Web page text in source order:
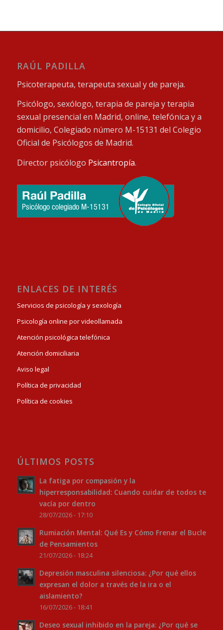
RAÚL PADILLA
Psicoterapeuta, terapeuta sexual y de pareja.
Psicólogo, sexólogo, terapia de pareja y terapia
sexual presencial en Madrid, online, telefónica y a
domicilio, Colegiado número M-15131 del Colegio
Oficial de Psicólogos de Madrid.
Director psicólogo Psicantropía.
ENLACES DE INTERÉS
Servicios de psicología y sexología
Psicología online por videollamada
Atención psicológica telefónica
Atención domiciliaria
Aviso legal
Política de privacidad
Política de cookies
ÚLTIMOS POSTS
La fatiga por compasión y la
hiperresponsabilidad: Cuando cuidar de todos te
vacía por dentro
28/07/2026 - 17:10
Rumiación Mental: Qué Es y Cómo Frenar el Bucle
de Pensamientos
21/07/2026 - 18:24
Depresión masculina silenciosa: ¿Por qué ellos
expresan el dolor a través de la ira o el
aislamiento?
16/07/2026 - 18:41
Deseo sexual inhibido en la pareja: ¿Por qué se